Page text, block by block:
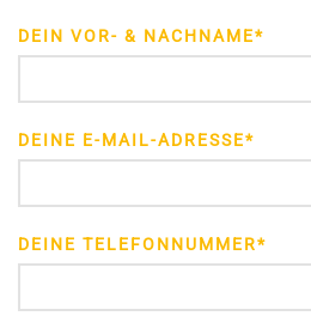
DEIN VOR- & NACHNAME*
DEINE E-MAIL-ADRESSE*
DEINE TELEFONNUMMER*